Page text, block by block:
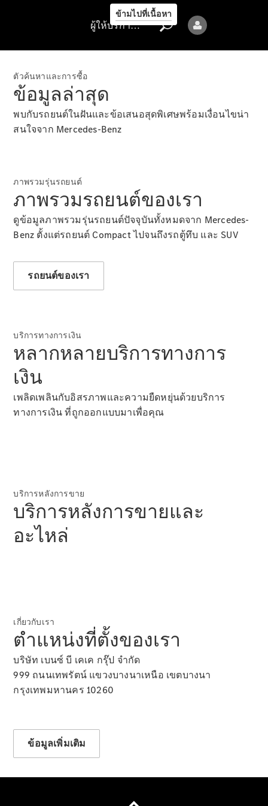
ข้ามไปที่เนื้อหา
การจองการ
นัดหมาย
การบริการ
นัดหมาย
รถยนต์ของ
คุณ
ตัวค้นหาและ
รถยนต์ทุก
รุ่น
การบริการ
ทางการเงิน
สองสภาพดี
Mercedes
me Store
การจองการ
นัดหมาย
เพื่อทดลอง
ขับ
ออกแบบ
ผู้ให้บริการ/ความเป็นส่วนตัว
ตัวค้นหาและการซื้อ
ข้อมูลล่าสุด
พบกับรถยนต์ในฝันและข้อเสนอสุดพิเศษพร้อมเงื่อนไขน่า
สนใจจาก Mercedes-Benz
ภาพรวมรุ่นรถยนต์
ภาพรวมรถยนต์ของเรา
ดูข้อมูลภาพรวมรุ่นรถยนต์ปัจจุบันทั้งหมดจาก Mercedes-
Benz ตั้งแต่รถยนต์ Compact ไปจนถึงรถตู้ทึบ และ SUV
รถยนต์ของเรา
บริการทางการเงิน
หลากหลายบริการทางการ
เงิน
เพลิดเพลินกับอิสรภาพและความยืดหยุ่นด้วยบริการ
ทางการเงิน ที่ถูกออกแบบมาเพื่อคุณ
บริการหลังการขาย
บริการหลังการขายและ
อะไหล่
เกี่ยวกับเรา
ตำแหน่งที่ตั้งของเรา
บริษัท เบนซ์ บี เคเค กรุ๊ป จำกัด
999 ถนนเทพรัตน์ แขวงบางนาเหนือ เขตบางนา
กรุงเทพมหานคร 10260
ข้อมูลเพิ่มเติม